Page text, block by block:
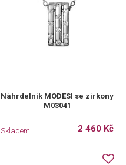
Náhrdelník MODESI se zirkony
M03041
Skladem 2 460 Kč